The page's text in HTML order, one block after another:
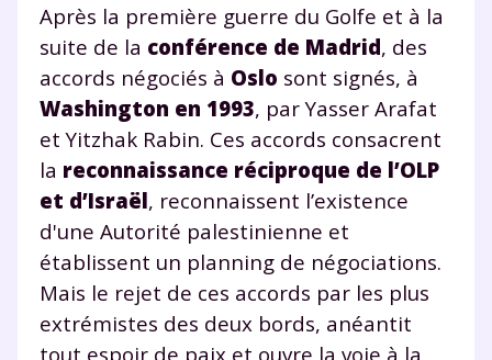
Après la première guerre du Golfe et à la
suite de la conférence de Madrid, des
accords négociés à Oslo sont signés, à
Washington en 1993, par Yasser Arafat
et Yitzhak Rabin. Ces accords consacrent
la reconnaissance réciproque de l’OLP
et d’Israël, reconnaissent l’existence
d'une Autorité palestinienne et
établissent un planning de négociations.
Mais le rejet de ces accords par les plus
extrémistes des deux bords, anéantit
tout espoir de paix et ouvre la voie à la
Envie de progresser
et de réussir votre
année scolaire ?
Testez gratuitement